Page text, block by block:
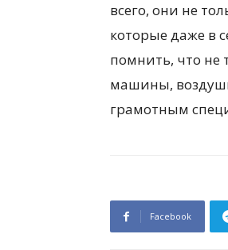
всего, они не
которые даже в
помнить, что не
машины,
грамотным
Facebook